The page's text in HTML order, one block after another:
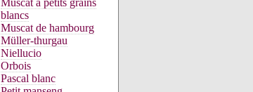
Muscat à petits grains
blancs
Muscat de hambourg
Müller-thurgau
Niellucio
Orbois
Pascal blanc